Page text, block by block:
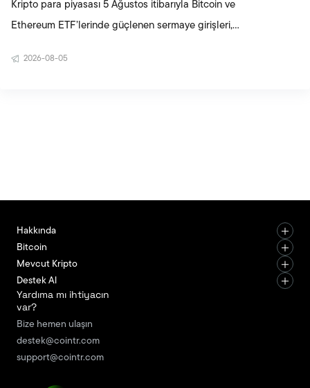
Kripto para piyasası 5 Ağustos itibarıyla Bitcoin ve
Ethereum ETF’lerinde güçlenen sermaye girişleri,
2026-08-05
Hakkında
Bitcoin
Mevcut Kripto
Destek Al
Yardıma mı ihtiyacın
var?
Bize hemen ulaşın
destek@cointr.com
support@cointr.com